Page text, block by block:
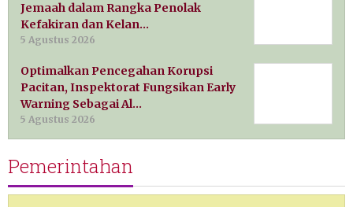
Jemaah dalam Rangka Penolak
Kefakiran dan Kelan…
5 Agustus 2026
Optimalkan Pencegahan Korupsi
Pacitan, Inspektorat Fungsikan Early
Warning Sebagai Al…
5 Agustus 2026
Pemerintahan